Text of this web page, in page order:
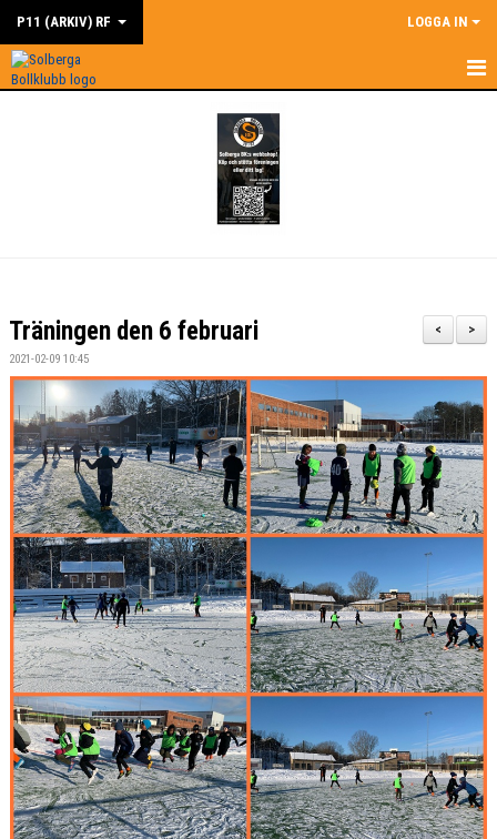
P11 (ARKIV) RF LOGGA IN
TRUPPEN
BILDGALLERI
DOKUMENT
KONTAKT
SPELA MED OSS
>
<
Träningen den 6 februari
2021-02-09 10:45